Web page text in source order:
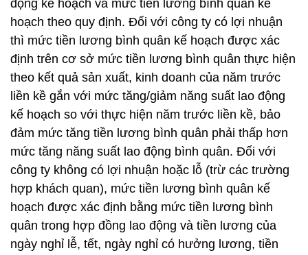
động kế hoạch và mức tiền lương bình quân kế
hoạch theo quy định. Đối với công ty có lợi nhuận
thì mức tiền lương bình quân kế hoạch được xác
định trên cơ sở mức tiền lương bình quân thực hiện
theo kết quả sản xuất, kinh doanh của năm trước
liền kề gắn với mức tăng/giảm năng suất lao động
kế hoạch so với thực hiện năm trước liền kề, bảo
đảm mức tăng tiền lương bình quân phải thấp hơn
mức tăng năng suất lao động bình quân. Đối với
công ty không có lợi nhuận hoặc lỗ (trừ các trường
hợp khách quan), mức tiền lương bình quân kế
hoạch được xác định bằng mức tiền lương bình
quân trong hợp đồng lao động và tiền lương của
ngày nghỉ lễ, tết, ngày nghỉ có hưởng lương, tiền